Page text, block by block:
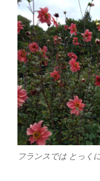
フランスでは とっく